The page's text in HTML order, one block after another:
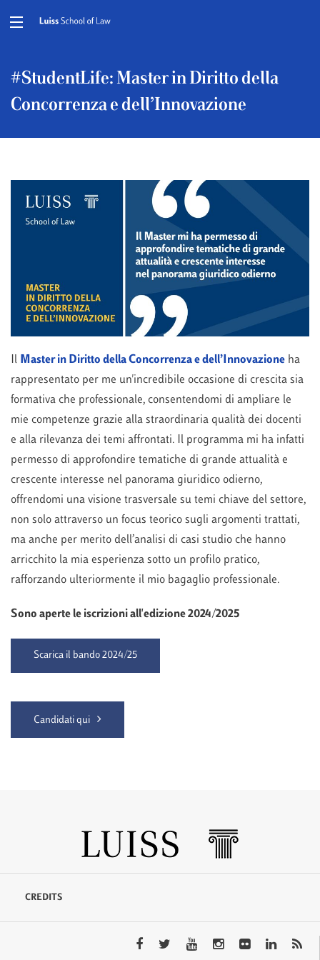
#StudentLife: Master in Diritto della
Concorrenza e dell’Innovazione
Il Master in Diritto della Concorrenza e dell’Innovazioneha
rappresentato per me un'incredibile occasione di crescita sia
formativa che professionale, consentendomi di ampliare le
mie competenze grazie alla straordinaria qualità dei docenti
e alla rilevanza dei temi affrontati. Il programma mi ha infatti
permesso di approfondire tematiche di grande attualità e
crescente interesse nel panorama giuridico odierno,
offrendomi una visione trasversale su temi chiave del settore,
non solo attraverso un focus teorico sugli argomenti trattati,
ma anche per merito dell’analisi di casi studio che hanno
arricchito la mia esperienza sotto un profilo pratico,
rafforzando ulteriormente il mio bagaglio professionale.
Sono aperte le iscrizioni all'edizione 2024/2025
Scarica il bando 2024/25
Candidati qui
CREDITS